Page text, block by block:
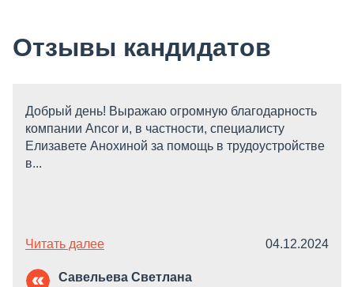
Отзывы кандидатов
Добрый день! Выражаю огромную благодарность
компании Ancor и, в частности, специалисту
Елизавете Анохиной за помощь в трудоустройстве
в...
Читать далее 04.12.2024
Савельева Светлана